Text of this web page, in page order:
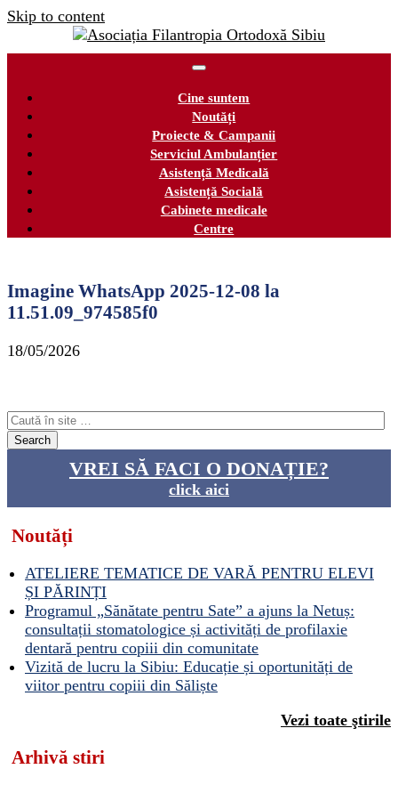
Skip to content
Cine suntem
Noutăți
Proiecte & Campanii
Serviciul Ambulanțier
Asistență Medicală
Asistență Socială
Cabinete medicale
Centre
Imagine WhatsApp 2025-12-08 la
11.51.09_974585f0
18/05/2026
VREI SĂ FACI O DONAȚIE?
click aici
Noutăți
ATELIERE TEMATICE DE VARĂ PENTRU ELEVI
ȘI PĂRINȚI
Programul „Sănătate pentru Sate” a ajuns la Netuș:
consultații stomatologice și activități de profilaxie
dentară pentru copiii din comunitate
Vizită de lucru la Sibiu: Educație și oportunități de
viitor pentru copiii din Săliște
Vezi toate ştirile
Arhivă stiri